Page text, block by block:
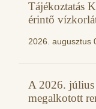
Tájékoztatás
érintő
2026. augusztus
A 2026. július
megalkotott